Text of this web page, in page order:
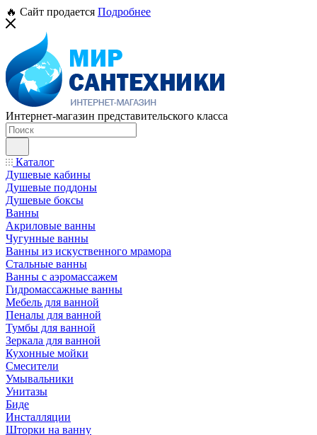
🔥 Сайт продается Подробнее
Интернет-магазин представительского класса
Каталог
Душевые кабины
Душевые поддоны
Душевые боксы
Ванны
Акриловые ванны
Чугунные ванны
Ванны из искуственного мрамора
Стальные ванны
Ванны с аэромассажем
Гидромассажные ванны
Мебель для ванной
Пеналы для ванной
Тумбы для ванной
Зеркала для ванной
Кухонные мойки
Смесители
Умывальники
Унитазы
Биде
Инсталляции
Шторки на ванну